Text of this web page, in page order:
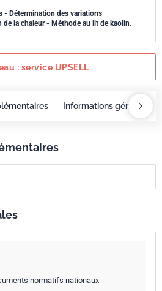
- Détermination des variations
de la chaleur - Méthode au lit de kaolin.
: service UPSELL
Informations générales
normatifs nationaux